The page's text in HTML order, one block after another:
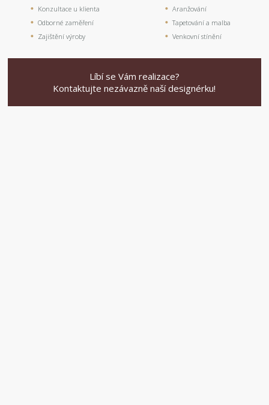
Konzultace u klienta
Odborné zaměření
Zajištění výroby
Aranžování
Tapetování a malba
Venkovní stínění
Líbí se Vám realizace?
Kontaktujte nezávazně naší designérku!